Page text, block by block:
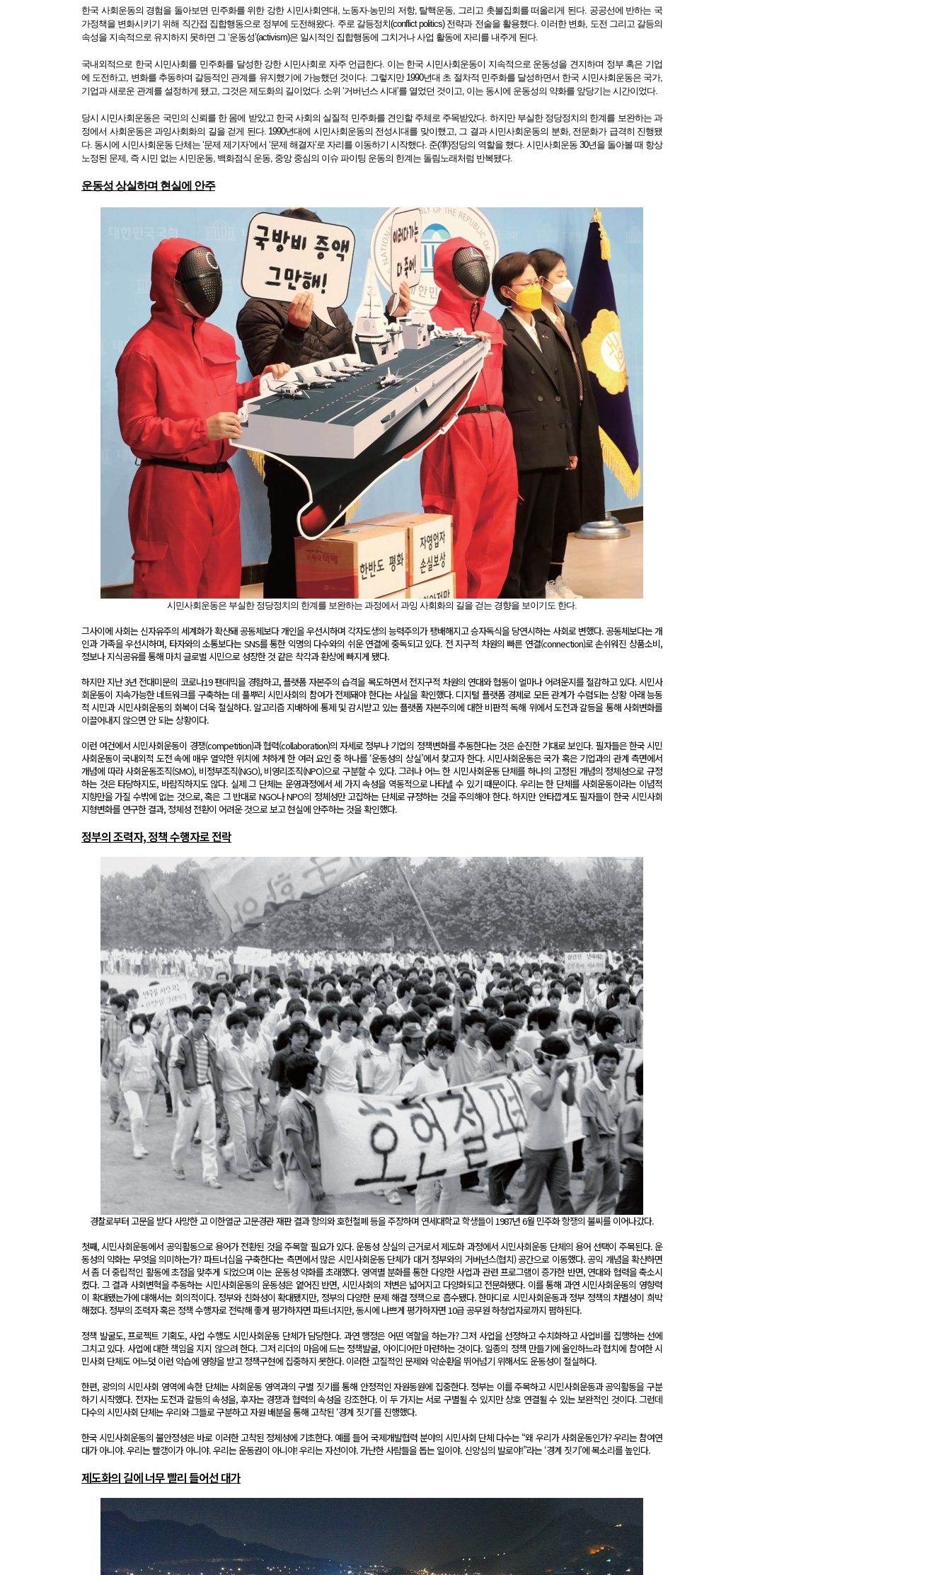
한국 사회운동의 경험을 돌아보면 민주화를 위한 강한 시민사회연대, 노동자·농민의 저항, 탈핵운동, 그리고 촛불집회를 떠올리게 된다. 공공선에 반하는 국
가정책을 변화시키기 위해 직간접 집합행동으로 정부에 도전해왔다. 주로 갈등정치(conflict politics) 전략과 전술을 활용했다. 이러한 변화, 도전 그리고 갈등의
속성을 지속적으로 유지하지 못하면 그 ‘운동성’(activism)은 일시적인 집합행동에 그치거나 사업 활동에 자리를 내주게 된다.
국내외적으로 한국 시민사회를 민주화를 달성한 강한 시민사회로 자주 언급한다. 이는 한국 시민사회운동이 지속적으로 운동성을 견지하며 정부 혹은 기업
에 도전하고, 변화를 추동하며 갈등적인 관계를 유지했기에 가능했던 것이다. 그렇지만 1990년대 초 절차적 민주화를 달성하면서 한국 시민사회운동은 국가,
기업과 새로운 관계를 설정하게 됐고, 그것은 제도화의 길이었다. 소위 ‘거버넌스 시대’를 열었던 것이고, 이는 동시에 운동성의 약화를 앞당기는 시간이었다.
당시 시민사회운동은 국민의 신뢰를 한 몸에 받았고 한국 사회의 실질적 민주화를 견인할 주체로 주목받았다. 하지만 부실한 정당정치의 한계를 보완하는 과
정에서 사회운동은 과잉사회화의 길을 걷게 된다. 1990년대에 시민사회운동의 전성시대를 맞이했고, 그 결과 시민사회운동의 분화, 전문화가 급격히 진행됐
다. 동시에 시민사회운동 단체는 ‘문제 제기자’에서 ‘문제 해결자’로 자리를 이동하기 시작했다. 준(準)정당의 역할을 했다. 시민사회운동 30년을 돌아볼 때 항상
노정된 문제, 즉 시민 없는 시민운동, 백화점식 운동, 중앙 중심의 이슈 파이팅 운동의 한계는 돌림노래처럼 반복됐다.
운동성 상실하며 현실에 안주
시민사회운동은 부실한 정당정치의 한계를 보완하는 과정에서 과잉 사회화의 길을 걷는 경향을 보이기도 한다.
그사이에 사회는 신자유주의 세계화가 확산돼 공동체보다 개인을 우선시하며 각자도생의 능력주의가 팽배해지고 승자독식을 당연시하는 사회로 변했다. 공동체보다는 개
인과 가족을 우선시하며, 타자와의 소통보다는 SNS를 통한 익명의 다수와의 쉬운 연결에 중독되고 있다. 전 지구적 차원의 빠른 연결(connection)로 손쉬워진 상품소비,
정보나 지식공유를 통해 마치 글로벌 시민으로 성장한 것 같은 착각과 환상에 빠지게 됐다.
하지만 지난 3년 전대미문의 코로나19 팬데믹을 경험하고, 플랫폼 자본주의 습격을 목도하면서 전지구적 차원의 연대와 협동이 얼마나 어려운지를 절감하고 있다. 시민사
회운동이 지속가능한 네트워크를 구축하는 데 풀뿌리 시민사회의 참여가 전제돼야 한다는 사실을 확인했다. 디지털 플랫폼 경제로 모든 관계가 수렴되는 상황 아래 능동
적 시민과 시민사회운동의 회복이 더욱 절실하다. 알고리즘 지배하에 통제 및 감시받고 있는 플랫폼 자본주의에 대한 비판적 독해 위에서 도전과 갈등을 통해 사회변화를
이끌어내지 않으면 안 되는 상황이다.
이런 여건에서 시민사회운동이 경쟁(competition)과 협력(collaboration)의 자세로 정부나 기업의 정책변화를 추동한다는 것은 순진한 기대로 보인다. 필자들은 한국 시민
사회운동이 국내외적 도전 속에 매우 열악한 위치에 처하게 한 여러 요인 중 하나를 ‘운동성의 상실’에서 찾고자 한다. 시민사회운동은 국가 혹은 기업과의 관계 측면에서
개념에 따라 사회운동조직(SMO), 비정부조직(NGO), 비영리조직(NPO)으로 구분할 수 있다. 그러나 어느 한 시민사회운동 단체를 하나의 고정된 개념의 정체성으로 규정
하는 것은 타당하지도, 바람직하지도 않다. 실제 그 단체는 운영과정에서 세 가지 속성을 역동적으로 나타낼 수 있기 때문이다. 우리는 한 단체를 사회운동이라는 이념적
지향만을 가질 수밖에 없는 것으로, 혹은 그 반대로 NGO나 NPO의 정체성만 고집하는 단체로 규정하는 것을 주의해야 한다. 하지만 안타깝게도 필자들이 한국 시민사회
지형변화를 연구한 결과, 정체성 전환이 어려운 것으로 보고 현실에 안주하는 것을 확인했다.
정부의 조력자, 정책 수행자로 전락
경찰로부터 고문을 받다 사망한 고 이한열군 고문경관 재판 결과 항의와 호헌철폐 등을 주장하며 연세대학교 학생들이 1987년 6월 민주화 항쟁의 불씨를 이어나갔다.
첫째, 시민사회운동에서 공익활동으로 용어가 전환된 것을 주목할 필요가 있다. 운동성 상실의 근거로서 제도화 과정에서 시민사회운동 단체의 용어 선택이 주목된다. 운
동성의 약화는 무엇을 의미하는가? 파트너십을 구축한다는 측면에서 많은 시민사회운동 단체가 대거 정부와의 거버넌스(협치) 공간으로 이동했다. 공익 개념을 확산하면
서 좀 더 중립적인 활동에 초점을 맞추게 되었으며 이는 운동성 약화를 초래했다. 영역별 분화를 통한 다양한 사업과 관련 프로그램이 증가한 반면, 연대와 협력을 축소시
켰다. 그 결과 사회변혁을 추동하는 시민사회운동의 운동성은 옅어진 반면, 시민사회의 저변은 넓어지고 다양화되고 전문화됐다. 이를 통해 과연 시민사회운동의 영향력
이 확대됐는가에 대해서는 회의적이다. 정부와 친화성이 확대됐지만, 정부의 다양한 문제 해결 정책으로 흡수됐다. 한마디로 시민사회운동과 정부 정책의 차별성이 희박
해졌다. 정부의 조력자 혹은 정책 수행자로 전락해 좋게 평가하자면 파트너지만, 동시에 나쁘게 평가하자면 10급 공무원 하청업자로까지 폄하된다.
정책 발굴도, 프로젝트 기획도, 사업 수행도 시민사회운동 단체가 담당한다. 과연 행정은 어떤 역할을 하는가? 그저 사업을 선정하고 수치화하고 사업비를 집행하는 선에
그치고 있다. 사업에 대한 책임을 지지 않으려 한다. 그저 리더의 마음에 드는 정책발굴, 아이디어만 마련하는 것이다. 일종의 정책 만들기에 올인하느라 협치에 참여한 시
민사회 단체도 어느덧 이런 악습에 영향을 받고 정책구현에 집중하지 못한다. 이러한 고질적인 문제와 악순환을 뛰어넘기 위해서도 운동성이 절실하다.
한편, 광의의 시민사회 영역에 속한 단체는 사회운동 영역과의 구별 짓기를 통해 안정적인 자원동원에 집중한다. 정부는 이를 주목하고 시민사회운동과 공익활동을 구분
하기 시작했다. 전자는 도전과 갈등의 속성을, 후자는 경쟁과 협력의 속성을 강조한다. 이 두 가지는 서로 구별될 수 있지만 상호 연결될 수 있는 보완적인 것이다. 그런데
다수의 시민사회 단체는 우리와 그들로 구분하고 자원 배분을 통해 고착된 ‘경계 짓기’를 진행했다.
한국 시민사회운동의 불안정성은 바로 이러한 고착된 정체성에 기초한다. 예를 들어 국제개발협력 분야의 시민사회 단체 다수는 “왜 우리가 사회운동인가? 우리는 참여연
대가 아니야. 우리는 빨갱이가 아니야. 우리는 운동권이 아니야! 우리는 자선이야. 가난한 사람들을 돕는 일이야. 신앙심의 발로야!”라는 ‘경계 짓기’에 목소리를 높인다.
제도화의 길에 너무 빨리 들어선 대가